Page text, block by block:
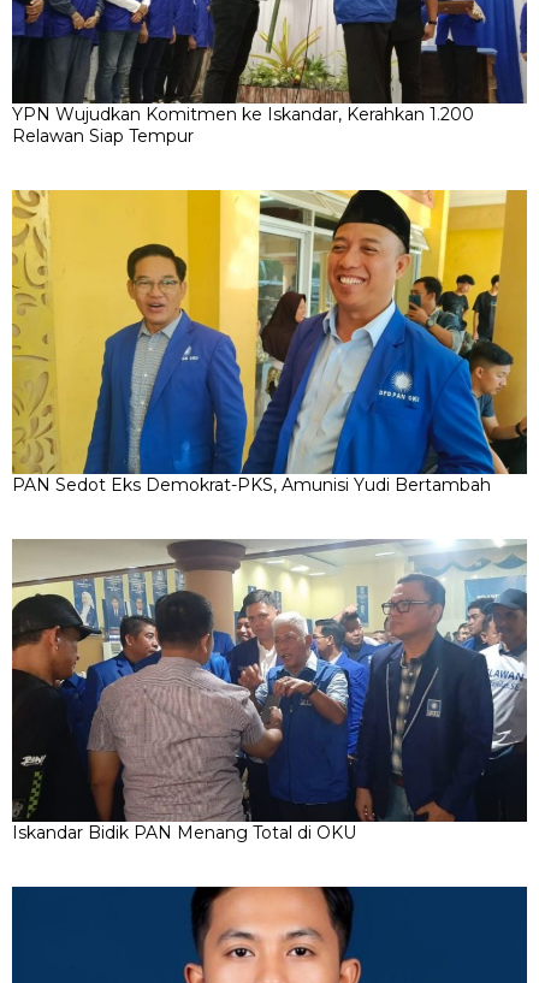
YPN Wujudkan Komitmen ke Iskandar, Kerahkan 1.200
Relawan Siap Tempur
PAN Sedot Eks Demokrat-PKS, Amunisi Yudi Bertambah
Iskandar Bidik PAN Menang Total di OKU